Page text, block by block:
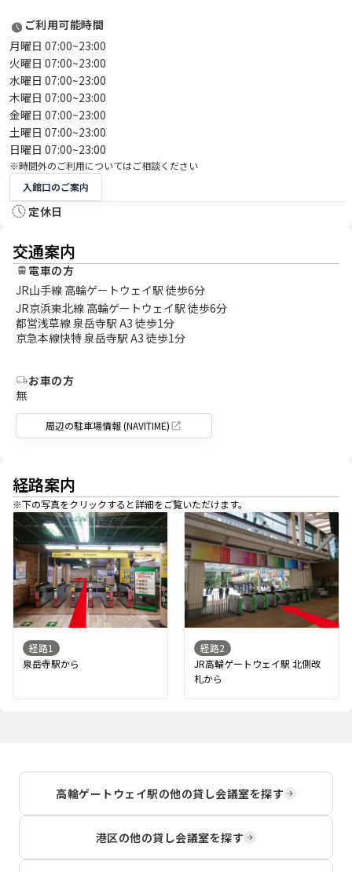
ご利用可能時間
月曜日 07:00~23:00
火曜日 07:00~23:00
水曜日 07:00~23:00
木曜日 07:00~23:00
金曜日 07:00~23:00
土曜日 07:00~23:00
日曜日 07:00~23:00
※時間外のご利用についてはご相談ください
入館口のご案内
定休日
交通案内
電車の方
JR山手線 高輪ゲートウェイ駅 徒歩6分
JR京浜東北線 高輪ゲートウェイ駅 徒歩6分
都営浅草線 泉岳寺駅 A3 徒歩1分
京急本線快特 泉岳寺駅 A3 徒歩1分
お車の方
無
周辺の駐車場情報 (NAVITIME)
経路案内
※下の写真をクリックすると詳細をご覧いただけます。
経路1
泉岳寺駅から
経路2
JR高輪ゲートウェイ駅 北側改
札から
高輪ゲートウェイ駅の他の貸し会議室を探す
港区の他の貸し会議室を探す